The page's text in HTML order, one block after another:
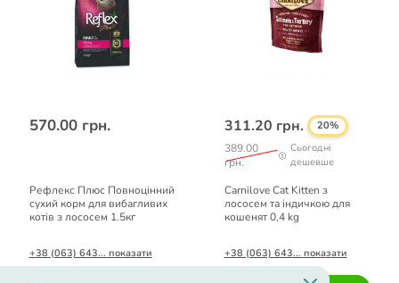
570.00 грн.
Рефлекс Плюс Повноцінний
сухий корм для вибагливих
котів з лососем 1.5кг
+38 (063) 643... показати
311.20 грн. 20%
389.00
грн.
Сьогодні
дешевше
Carnilove Cat Kitten з
лососем та індичкою для
кошенят 0,4 kg
+38 (063) 643... показати